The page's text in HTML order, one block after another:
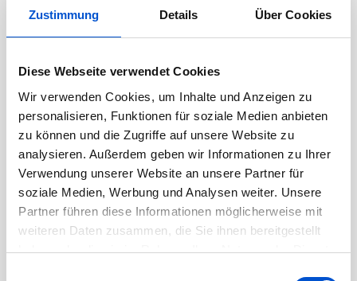
Zustimmung Details Über Cookies
Diese Webseite verwendet Cookies
Wir verwenden Cookies, um Inhalte und Anzeigen zu
personalisieren, Funktionen für soziale Medien anbieten
zu können und die Zugriffe auf unsere Website zu
analysieren. Außerdem geben wir Informationen zu Ihrer
Verwendung unserer Website an unsere Partner für
soziale Medien, Werbung und Analysen weiter. Unsere
Partner führen diese Informationen möglicherweise mit
weiteren Daten zusammen, die Sie ihnen bereitgestellt
haben oder die sie im Rahmen Ihrer Nutzung der Dienste
Februar 2021
Dezember 2020
November 2020
Oktober 2020
September 2020
August 2020
Juli 2020
Juni 2020